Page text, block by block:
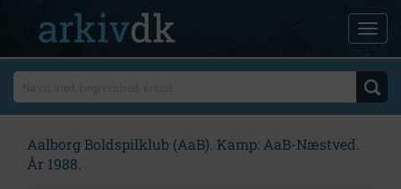
Aalborg Boldspilklub (AaB). Kamp: AaB-Næstved.
År 1988.